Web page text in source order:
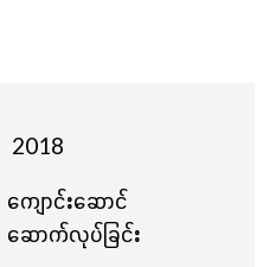
2018
ကျောင်းဆောင်
ဆောက်လုပ်ခြင်း